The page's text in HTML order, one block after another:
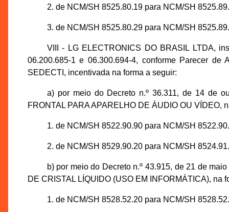
2. de NCM/SH 8525.80.19 para NCM/SH
3. de NCM/SH 8525.80.29 para NCM/SH
VIII - LG ELECTRONICS DO BRASIL LTDA,
06.200.685-1 e 06.300.694-4, conforme Parecer de
SEDECTI, incentivada na forma a seguir:
a) por meio do Decreto n.º 36.311, de 14 de
FRONTAL PARA APARELHO DE ÁUDIO OU VÍDEO,
1. de NCM/SH 8522.90.90 para NCM/SH
2. de NCM/SH 8529.90.20 para NCM/SH
b) por meio do Decreto n.º 43.915, de 21 de
DE CRISTAL LÍQUIDO (USO EM INFORMÁTICA), na
1. de NCM/SH 8528.52.20 para NCM/SH